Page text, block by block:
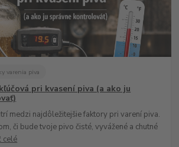
varenia piva
pri kvasení piva (a ako ju
medzi najdôležitejšie faktory pri varení piva.
či bude tvoje pivo čisté, vyvážené a chutné
celé